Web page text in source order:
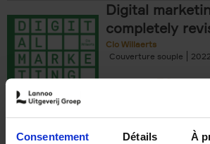
Consentement Détails À
Digital
completely
Clo Willaerts
Couverture souple
2022
€35,50